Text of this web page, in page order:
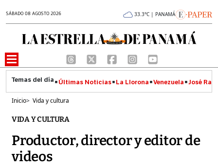
SÁBADO 08 AGOSTO 2026 33.3°C | PANAMÁ
Últimas Noticias La Llorona Venezuela José
Inicio> Vida y cultura
VIDA Y CULTURA
Productor, director y editor de
videos